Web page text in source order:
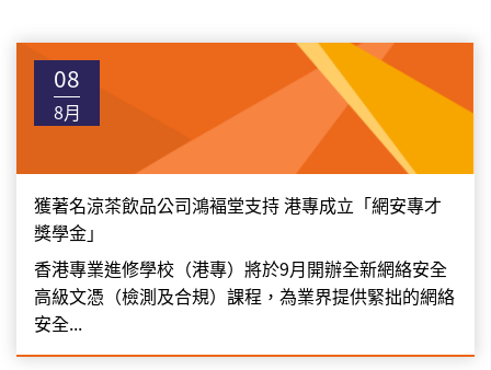
08
8月
獲著名涼茶飲品公司鴻褔堂支持 港專成立「網安專才
獎學金」
香港專業進修學校（港專）將於9月開辦全新網絡安全
高級文憑（檢測及合規）課程，為業界提供緊拙的網絡
安全...